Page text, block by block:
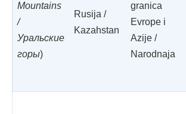
Mountains
/
Уральские
горы)
Rusija /
Kazahstan
granica
Evrope i
Azije /
Narodnaja